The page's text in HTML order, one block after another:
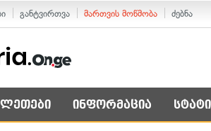
განტვირთვა მართვის მოწმობა ძებნა
ინფორმაცია